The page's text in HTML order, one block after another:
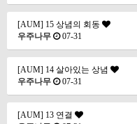
[AUM] 15 상념의 회동
우주나무
07-31
[AUM] 14 살아있는 상념
우주나무
07-31
[AUM] 13 연결